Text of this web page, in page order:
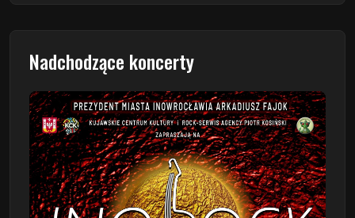
Nadchodzące koncerty